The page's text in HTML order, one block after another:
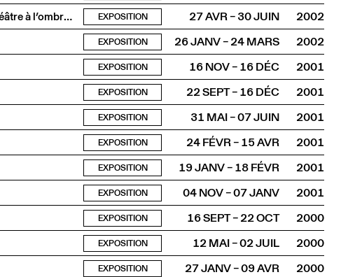
Masques et sculptures de fils: Du masque de théâtre à l’ombre du personnage EXPOSITION 27 AVR – 30 JUIN
2002
EXPOSITION 26 JANV – 24 MARS
2002
EXPOSITION 16 NOV – 16 DÉC
2001
EXPOSITION 22 SEPT – 16 DÉC
2001
EXPOSITION 31 MAI – 07 JUIN
2001
EXPOSITION 24 FÉVR – 15 AVR
2001
EXPOSITION 19 JANV – 18 FÉVR
2001
EXPOSITION 04 NOV – 07 JANV
2001
EXPOSITION 16 SEPT – 22 OCT
2000
EXPOSITION 12 MAI – 02 JUIL
2000
EXPOSITION 27 JANV – 09 AVR
2000